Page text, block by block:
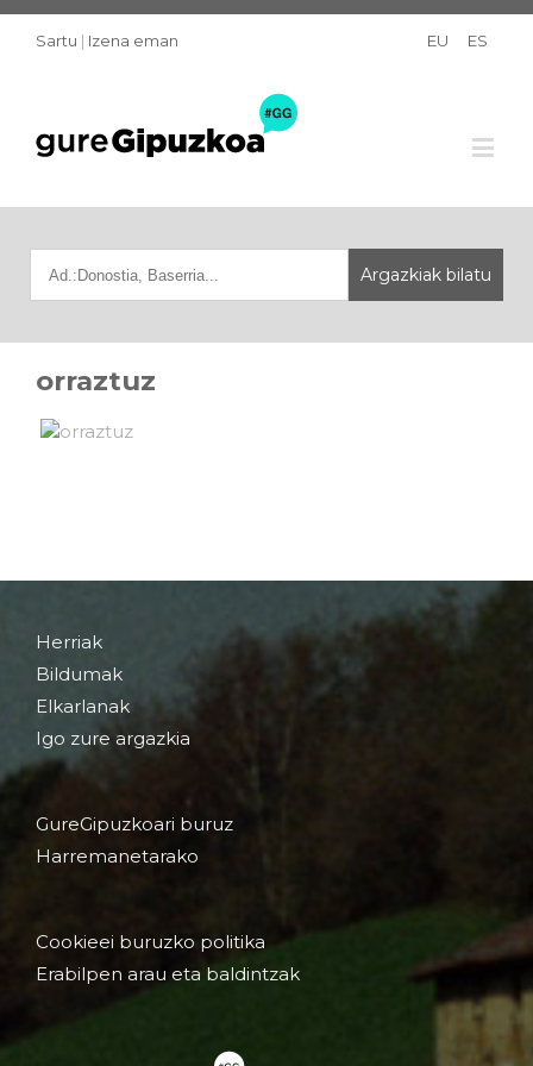
Sartu | Izena eman EU ES
orraztuz
Herriak
Bildumak
Elkarlanak
Igo zure argazkia
GureGipuzkoari buruz
Harremanetarako
Cookieei buruzko politika
Erabilpen arau eta baldintzak